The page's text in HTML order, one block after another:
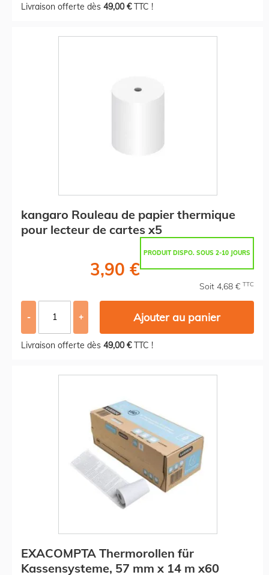
Livraison offerte dès 49,00 €TTC !
kangaro Rouleau de papier thermique
pour lecteur de cartes x5
PRODUIT DISPO. SOUS 2-10 JOURS
3,90 €
Soit 4,68 € TTC
- + Ajouter au panier
Livraison offerte dès 49,00 €TTC !
EXACOMPTA Thermorollen für
Kassensysteme, 57 mm x 14 m x60